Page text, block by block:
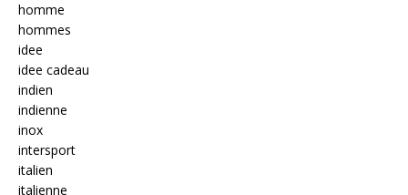
homme
hommes
idee
idee cadeau
indien
indienne
inox
intersport
italien
italienne